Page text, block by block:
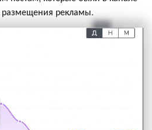
размещения рекламы.